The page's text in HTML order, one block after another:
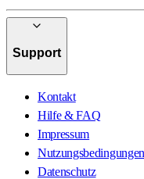
Support
Kontakt
Hilfe & FAQ
Impressum
Nutzungsbedingungen
Datenschutz